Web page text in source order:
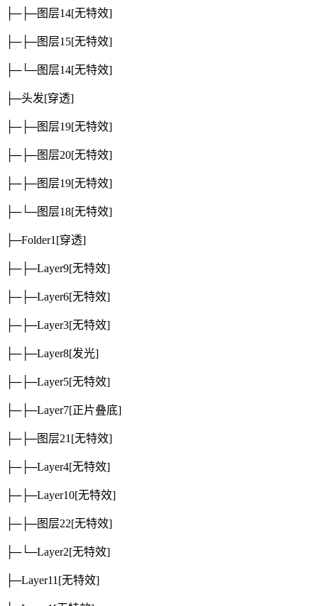
├─├─图层14[无特效]
├─├─图层15[无特效]
├─└─图层14[无特效]
├─头发[穿透]
├─├─图层19[无特效]
├─├─图层20[无特效]
├─├─图层19[无特效]
├─└─图层18[无特效]
├─Folder1[穿透]
├─├─Layer9[无特效]
├─├─Layer6[无特效]
├─├─Layer3[无特效]
├─├─Layer8[发光]
├─├─Layer5[无特效]
├─├─Layer7[正片叠底]
├─├─图层21[无特效]
├─├─Layer4[无特效]
├─├─Layer10[无特效]
├─├─图层22[无特效]
├─└─Layer2[无特效]
├─Layer11[无特效]